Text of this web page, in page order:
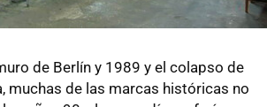
de Berlín y 1989 y el colapso de
muchas de las marcas históricas no